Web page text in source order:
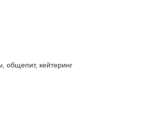
общепит, кейтеринг